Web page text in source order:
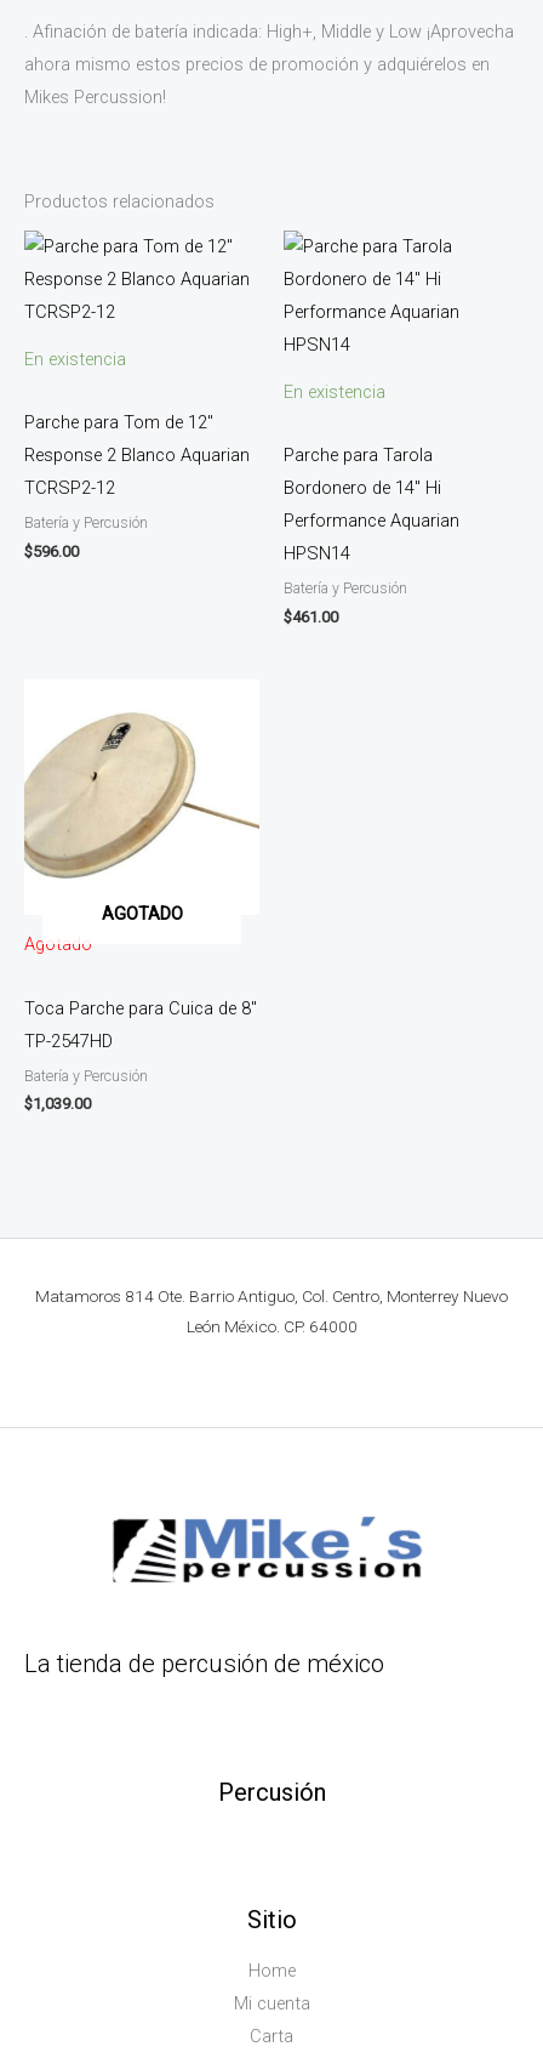
. Afinación de batería indicada: High+, Middle y Low ¡Aprovecha
ahora mismo estos precios de promoción y adquiérelos en
Mikes Percussion!
Productos relacionados
En existencia
Parche para Tom de 12″
Response 2 Blanco Aquarian
TCRSP2-12
Batería y Percusión
$596.00
En existencia
Parche para Tarola
Bordonero de 14″ Hi
Performance Aquarian
HPSN14
Batería y Percusión
$461.00
AGOTADO
Agotado
Toca Parche para Cuica de 8″
TP-2547HD
Batería y Percusión
$1,039.00
Matamoros 814 Ote. Barrio Antiguo, Col. Centro, Monterrey Nuevo
León México. CP. 64000
La tienda de percusión de méxico
Percusión
Sitio
Home
Mi cuenta
Carta